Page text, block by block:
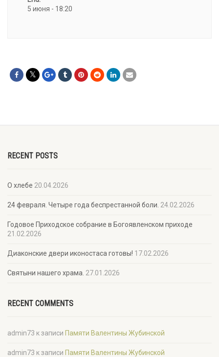
5 июня - 18:20
RECENT POSTS
О хлебе 20.04.2026
24 февраля. Четыре года беспрестанной боли. 24.02.2026
Годовое Приходское собрание в Богоявленском приходе
21.02.2026
Диаконские двери иконостаса готовы! 17.02.2026
Святыни нашего храма. 27.01.2026
RECENT COMMENTS
admin73 к записи Памяти Валентины Жубинской
admin73 к записи Памяти Валентины Жубинской